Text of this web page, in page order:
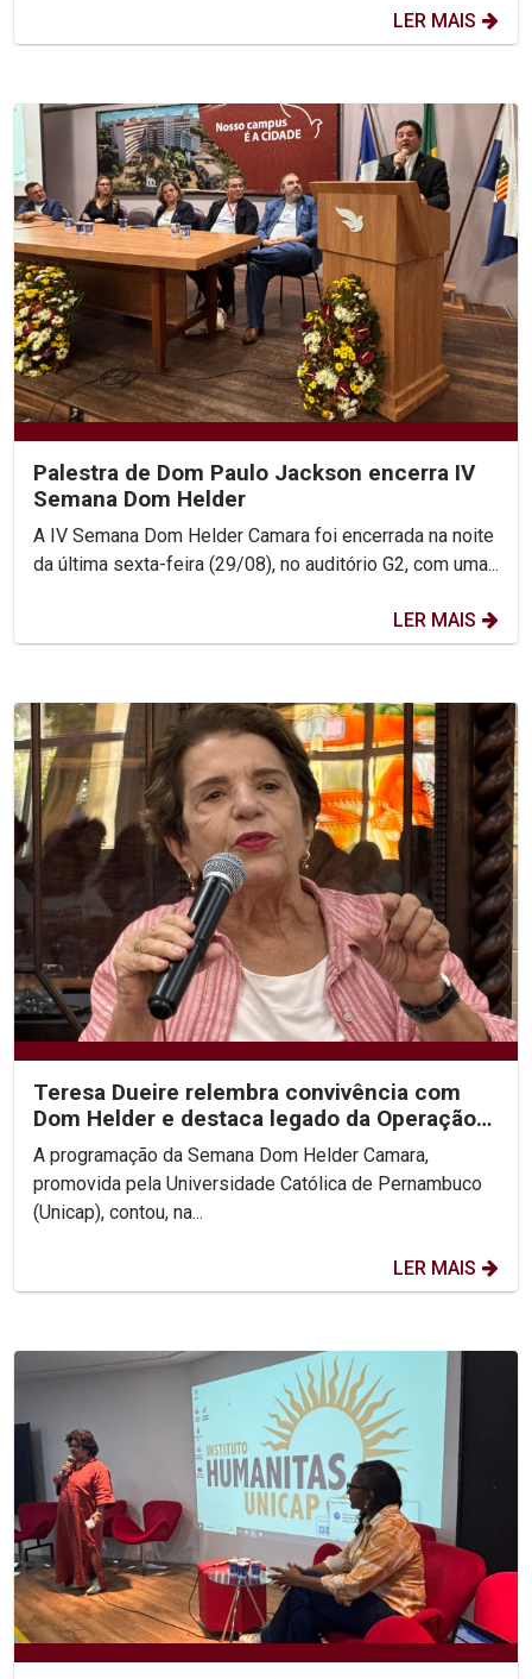
LER MAIS
Palestra de Dom Paulo Jackson encerra IV
Semana Dom Helder
A IV Semana Dom Helder Camara foi encerrada na noite
da última sexta-feira (29/08), no auditório G2, com uma...
LER MAIS
Teresa Dueire relembra convivência com
Dom Helder e destaca legado da Operação
Esperança na...
A programação da Semana Dom Helder Camara,
promovida pela Universidade Católica de Pernambuco
(Unicap), contou, na...
LER MAIS